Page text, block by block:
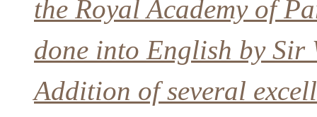
the Royal Academy of
done into English by Sir
Addition of several